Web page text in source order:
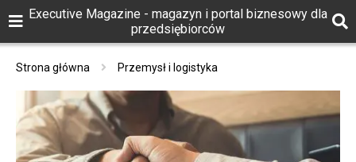
Executive Magazine - magazyn i portal biznesowy dla
przedsiębiorców
Strona główna Przemysł i logistyka